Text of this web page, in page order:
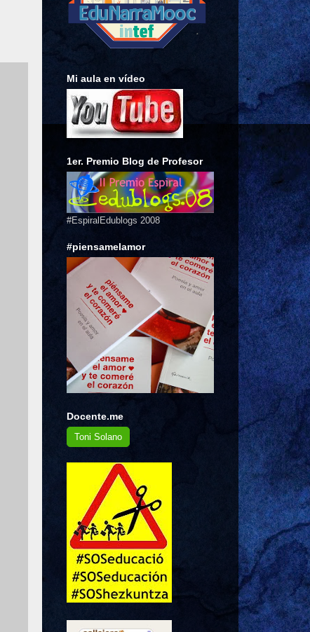
Mi aula en vídeo
1er. Premio Blog de Profesor
#EspiralEdublogs 2008
#piensamelamor
Docente.me
Toni Solano